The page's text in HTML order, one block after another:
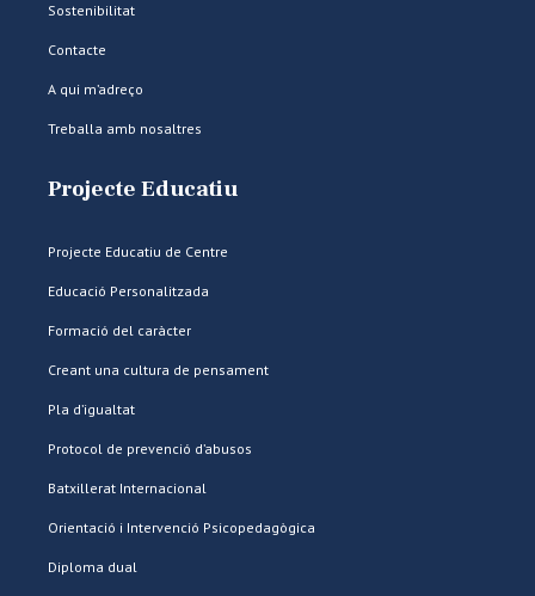
Sostenibilitat
Contacte
A qui m’adreço
Treballa amb nosaltres
Projecte Educatiu
Projecte Educatiu de Centre
Educació Personalitzada
Formació del caràcter
Creant una cultura de pensament
Pla d’igualtat
Protocol de prevenció d’abusos
Batxillerat Internacional
Orientació i Intervenció Psicopedagògica
Diploma dual